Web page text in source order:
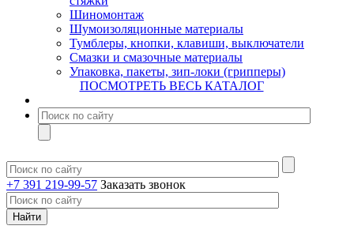
Шиномонтаж
Шумоизоляционные материалы
Тумблеры, кнопки, клавиши, выключатели
Смазки и смазочные материалы
Упаковка, пакеты, зип-локи (грипперы)
ПОСМОТРЕТЬ ВЕСЬ КАТАЛОГ
+7 391 219-99-57 Заказать звонок